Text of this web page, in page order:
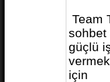
Team
sohbet
güçlü
için